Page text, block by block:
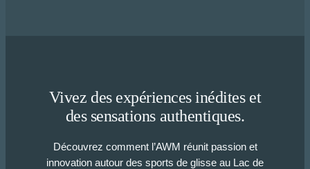
Vivez des expériences inédites et
des sensations authentiques.
Découvrez comment l’AWM réunit passion et
innovation autour des sports de glisse au Lac de